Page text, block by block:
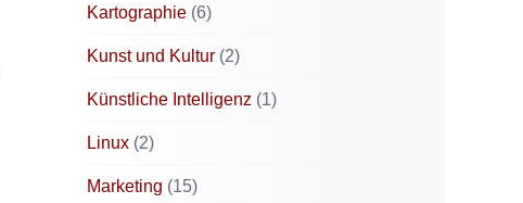
Kartographie (6)
Kunst und Kultur (2)
Künstliche Intelligenz (1)
Linux (2)
Marketing (15)